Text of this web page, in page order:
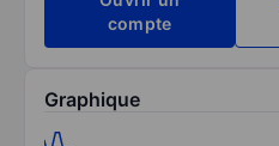
compte
Graphique